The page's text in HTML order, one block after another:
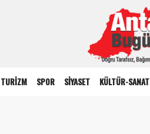
TURİZM SPOR SİYASET KÜLTÜR-SANAT